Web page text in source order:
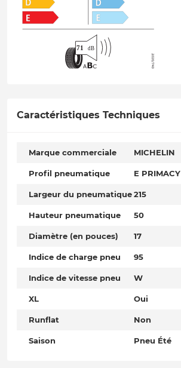
Caractéristiques Techniques
Marque commerciale MICHELIN
Profil pneumatique E PRIMACY
Largeur du pneumatique215
Hauteur pneumatique 50
Diamètre (en pouces) 17
Indice de charge pneu 95
Indice de vitesse pneu W
XL Oui
Runflat Non
Saison Pneu Été